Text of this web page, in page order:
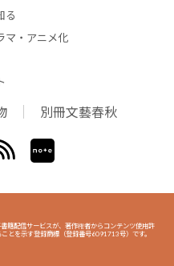
る
マ・アニメ化
別冊文藝春秋
籍配信サービスが、著作権者からコンテンツ使用許
とを示す登録商標（登録番号6091713号）です。